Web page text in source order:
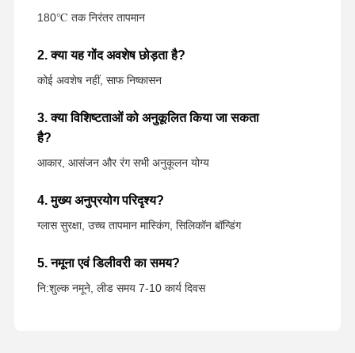
180℃ तक निरंतर तापमान
2. क्या यह गोंद अवशेष छोड़ता है?
कोई अवशेष नहीं, साफ निष्कासन
3. क्या विशिष्टताओं को अनुकूलित किया जा सकता
है?
आकार, आसंजन और रंग सभी अनुकूलन योग्य
4. मुख्य अनुप्रयोग परिदृश्य?
ग्लास सुरक्षा, उच्च तापमान मास्किंग, सिलिकॉन बॉन्डिंग
5. नमूना एवं डिलीवरी का समय?
नि:शुल्क नमूने, लीड समय 7-10 कार्य दिवस